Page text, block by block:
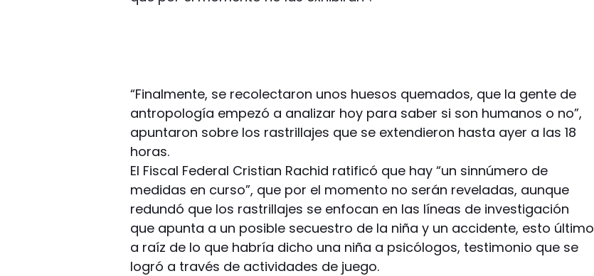
“Finalmente, se recolectaron unos huesos quemados, que la gente de
antropología empezó a analizar hoy para saber si son humanos o no”,
apuntaron sobre los rastrillajes que se extendieron hasta ayer a las 18
horas.
El Fiscal Federal Cristian Rachid ratificó que hay “un sinnúmero de
medidas en curso”, que por el momento no serán reveladas, aunque
redundó que los rastrillajes se enfocan en las líneas de investigación
que apunta a un posible secuestro de la niña y un accidente, esto último
a raíz de lo que habría dicho una niña a psicólogos, testimonio que se
logró a través de actividades de juego.